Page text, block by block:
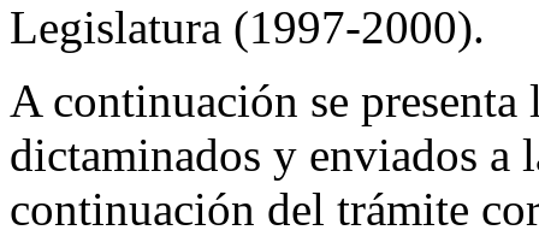
Legislatura (1997-2000).
A continuación se
dictaminados y enviados a
continuación del trámite